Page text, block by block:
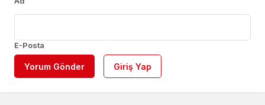
E-Posta
Yorum Gönder Giriş Yap